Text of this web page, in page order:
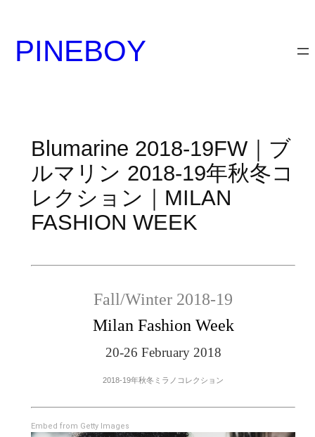
PINEBOY
Blumarine 2018-19FW｜ブ
ルマリン 2018-19年秋冬コ
レクション｜MILAN
FASHION WEEK
Fall/Winter 2018-19
Milan Fashion Week
20-26 February 2018
2018-19年秋冬ミラノコレクション
Embed from Getty Images